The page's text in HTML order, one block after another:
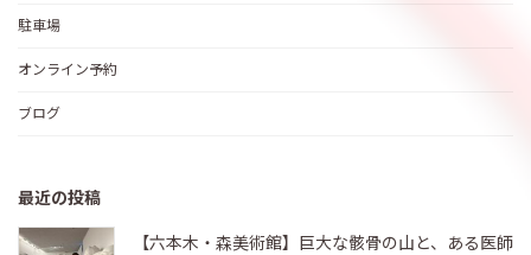
駐車場
オンライン予約
ブログ
最近の投稿
【六本木・森美術館】巨大な骸骨の山と、ある医師